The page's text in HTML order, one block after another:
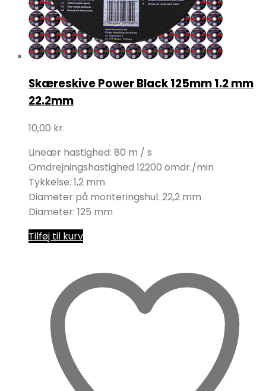
Skæreskive Power Black 125mm 1.2 mm
22.2mm
10,00 kr.
Lineær hastighed: 80 m / s
Omdrejningshastighed 12200 omdr./min
Tykkelse: 1,2 mm
Diameter på monteringshul: 22,2 mm
Diameter: 125 mm
Tilføj til kurv